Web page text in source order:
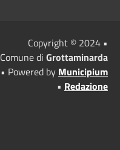
Copyright © 2024 •
Comune di Grottaminarda
• Powered by Municipium
• Redazione